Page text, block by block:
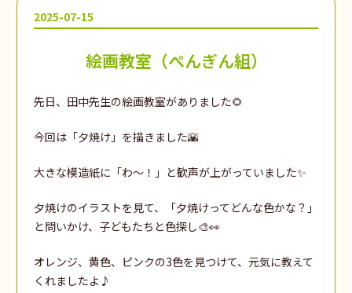
2025-07-15
絵画教室（ぺんぎん組）
先日、田中先生の絵画教室がありました🌻
今回は「夕焼け」を描きました🌇
大きな模造紙に「わ～！」と歓声が上がっていました✨
夕焼けのイラストを見て、「夕焼けってどんな色かな？」
と問いかけ、子どもたちと色探し🎨👀
オレンジ、黄色、ピンクの3色を見つけて、元気に教えて
くれましたよ♪